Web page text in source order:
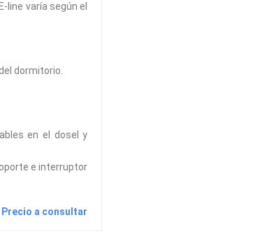
line varía según el
dormitorio.
en el dosel y
e interruptor
Precio a consultar